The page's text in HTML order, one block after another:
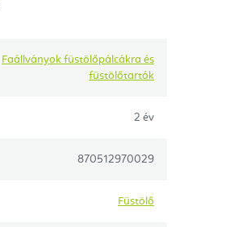
Faállványok füstölőpálcákra és
füstölőtartók
2 év
870512970029
Füstölő